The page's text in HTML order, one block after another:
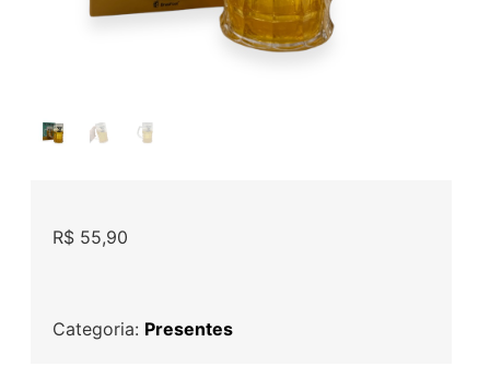
R$55,90
Categoria: Presentes